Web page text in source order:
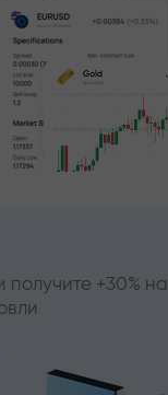
получите +30% на